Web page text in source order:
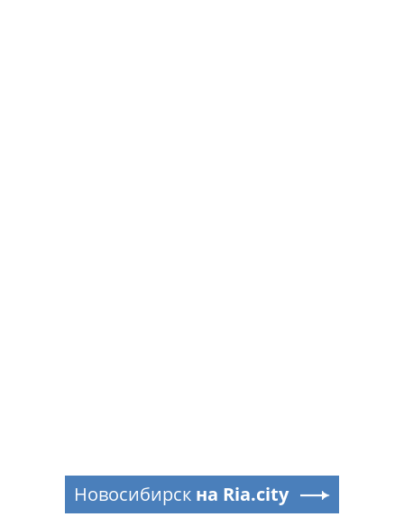
Новосибирск на Ria.city